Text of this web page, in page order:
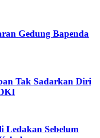
Gedung Bapenda
Tak Sadarkan Diri
Ledakan Sebelum